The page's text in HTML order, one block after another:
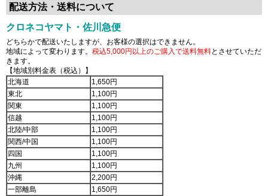
配送方法・送料について
クロネコヤマト・佐川急便
どちらかで配送いたしますが、お客様の選択はできません。
地域によって変わります。 税込5,000円以上のご購入で送料無料とさせていただ
きます。
【地域別料金表（税込）】
北海道
1,650円
東北
1,100円
関東
1,100円
信越
1,100円
北陸/中部
1,100円
関西/中国
1,100円
四国
1,100円
九州
1,100円
沖縄
2,200円
一部離島
1,650円